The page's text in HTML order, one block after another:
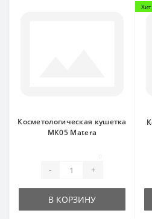
Косметологическая кушетка
МК05 Matera
- +
В КОРЗИНУ